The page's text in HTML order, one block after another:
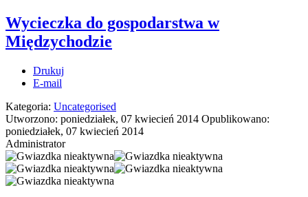
Wycieczka do gospodarstwa w
Międzychodzie
Drukuj
E-mail
Kategoria: Uncategorised
Utworzono: poniedziałek, 07 kwiecień 2014 Opublikowano:
poniedziałek, 07 kwiecień 2014
Administrator